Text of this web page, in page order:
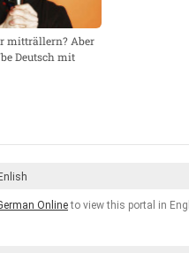
mitträllern? Aber
Deutsch mit
Onlineto view this portal in